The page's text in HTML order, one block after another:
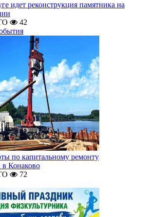
идет реконструкция памятника на
42
по капитальному ремонту
в Конаково
72